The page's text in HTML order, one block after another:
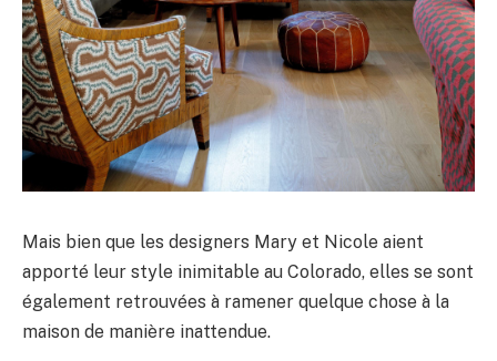
Mais bien que les designers Mary et Nicole aient
apporté leur style inimitable au Colorado, elles se sont
également retrouvées à ramener quelque chose à la
maison de manière inattendue.